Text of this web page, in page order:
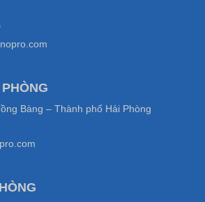
Bàng – Thành phố Hải Phòng